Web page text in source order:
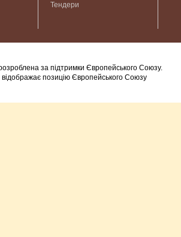
Тендери
за підтримки Європейського Союзу.
відображає позицію Європейського Союзу